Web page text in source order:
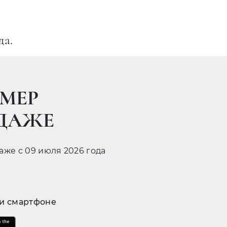
с 09 июля 2026 года
смартфоне